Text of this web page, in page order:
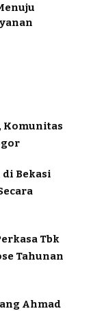
Komunitas
Bekasi
Tbk
Tahunan
Ahmad